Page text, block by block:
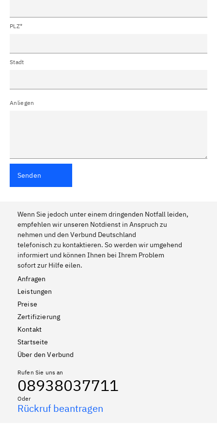
PLZ*
Stadt
Anliegen
Senden
Wenn Sie jedoch unter einem dringenden Notfall leiden,
empfehlen wir unseren Notdienst in Anspruch zu
nehmen und den Verbund Deutschland
telefonisch zu kontaktieren. So werden wir umgehend
informiert und können Ihnen bei Ihrem Problem
sofort zur Hilfe eilen.
Anfragen
Leistungen
Preise
Zertifizierung
Kontakt
Startseite
Über den Verbund
Rufen Sie uns an
08938037711
Oder
Rückruf beantragen